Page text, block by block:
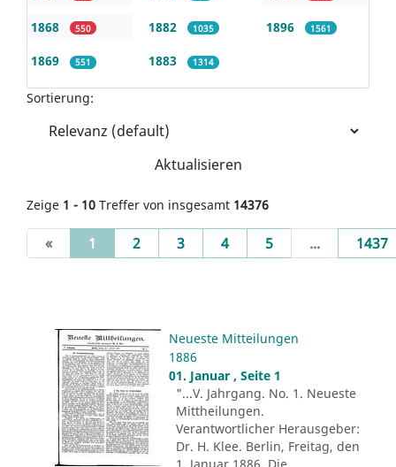
1868 550
1869 551
1882 1035
1883 1314
1896 1561
Sortierung:
Aktualisieren
Zeige 1 - 10 Treffer von insgesamt 14376
« 1 (current)
2 3 4 5 ... 1437
Neueste Mitteilungen
1886
01. Januar , Seite 1
"...V. Jahrgang. No. 1. Neueste
Mittheilungen.
Verantwortlicher Herausgeber:
Dr. H. Klee. Berlin, Freitag, den